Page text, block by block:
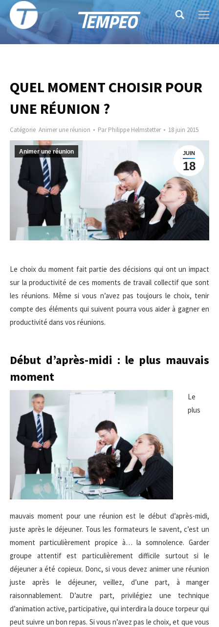
Search:
QUEL MOMENT CHOISIR POUR
UNE RÉUNION ?
Catégorie Animer une réunion ParPhilippe Helmstetter 18 juin 2015
JUIN
18
Animer une réunion
Le choix du moment fait partie des décisions qui ont un impact
sur la productivité de ces moments de travail collectif que sont
les réunions. Même si vous n’avez pas toujours le choix, tenir
compte des éléments qui suivent pourra vous aider à gagner en
productivité dans vos réunions.
Début d’après-midi : le plus mauvais
moment
Le
plus
mauvais moment pour une réunion est le début d’après-midi,
juste après le déjeuner. Tous les formateurs le savent, c’est un
moment particulièrement propice à… la somnolence. Garder
groupe attentif est particulièrement difficile surtout si le
déjeuner a été copieux. Donc, si vous devez animer une réunion
juste après le déjeuner, veillez, d’une part, à manger
raisonnablement. D’autre part, privilégiez une technique
d’animation active, participative, qui interdira la douce torpeur qui
peut suivre un bon repas. Si vous n’avez pas le choix, et que vous